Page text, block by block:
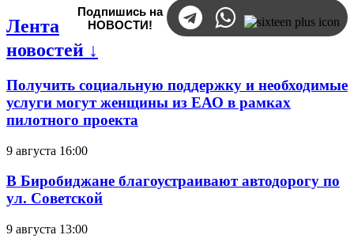
Подпишись на
НОВОСТИ!
Лента
новостей ↓
Получить социальную поддержку и необходимые
услуги могут женщины из ЕАО в рамках
пилотного проекта
9 августа 16:00
В Биробиджане благоустраивают автодорогу по
ул. Советской
9 августа 13:00